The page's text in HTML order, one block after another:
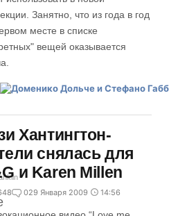
Занятно, что из года в год
месте в списке
вещей оказывается
Хантингтон-
снялась для
и Karen Millen
029 Января 2009 14:56